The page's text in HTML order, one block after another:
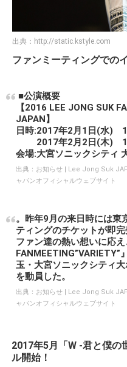
出典： http://static.kstyle.com
ファンミーティングでの
■公演概要
【2016 LEE JONG SUK
JAPAN】
日時:2017年2月1日(水)
2017年2月2日(木)
会場:大宮ソニックシティ
出典： お知らせ | Lee Jong Suk
ャパンオフィシャルウェブサイト
。昨年9月の来日時には東
ティングのチケットが即
ファン達の熱い想いに応
玉・大宮ソニックシティ
を動員した。
出典： お知らせ | Lee Jong Suk
ャパンオフィシャルウェブサイト
2017年5月「W -君と僕の
ル開始！